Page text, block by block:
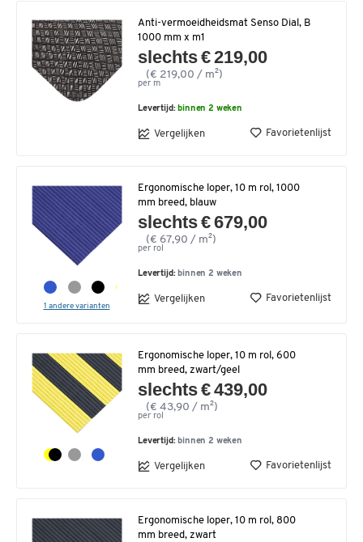
Anti-vermoeidheidsmat Senso Dial, B
1000 mm x m1
slechts € 219,00
(€ 219,00 / m²)
per m
Levertijd:binnen 2 weken
Vergelijken Favorietenlijst
1 andere varianten
Ergonomische loper, 10 m rol, 1000
mm breed, blauw
slechts € 679,00
(€ 67,90 / m²)
per rol
Levertijd:binnen 2 weken
Vergelijken Favorietenlijst
Ergonomische loper, 10 m rol, 600
mm breed, zwart/geel
slechts € 439,00
(€ 43,90 / m²)
per rol
Levertijd:binnen 2 weken
Vergelijken Favorietenlijst
Ergonomische loper, 10 m rol, 800
mm breed, zwart